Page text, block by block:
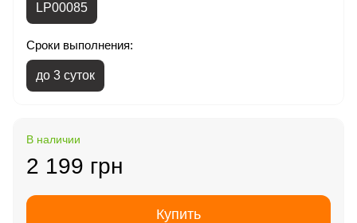
LP00085
Сроки выполнения:
до 3 суток
В наличии
2 199 грн
Купить